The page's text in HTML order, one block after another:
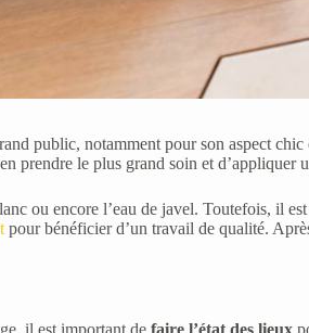
public, notamment pour son aspect
prendre le plus grand soin et
ou encore l’eau de javel. Toutefois, il
pour bénéficier d’un travail de qualité.